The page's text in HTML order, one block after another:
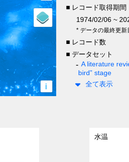
i
■ レコード取得期間
1974/02/06 ~
* データの最終更
■ レコード数
■ データセット
A literature
bird” stage
全て表示
水温